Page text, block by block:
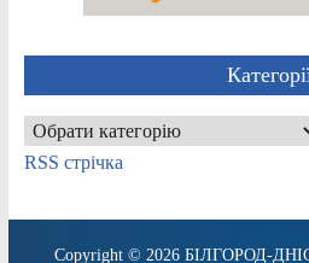
Категорії
RSS стрічка
Copyright © 2026БІЛГОРОД-